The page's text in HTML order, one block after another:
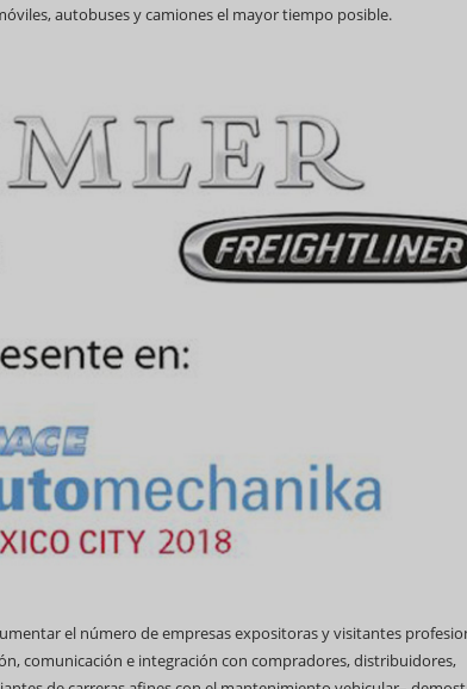
autobuses y camiones el mayor tiempo posible.
el número de empresas expositoras y visitantes
comunicación e integración con compradores, distribuidores,